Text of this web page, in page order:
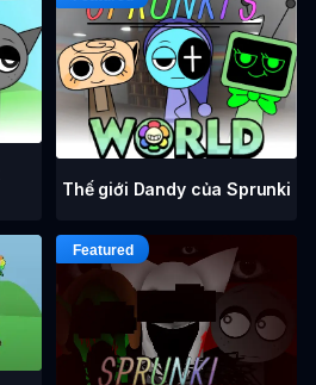
Thế giới Dandy của Sprunki